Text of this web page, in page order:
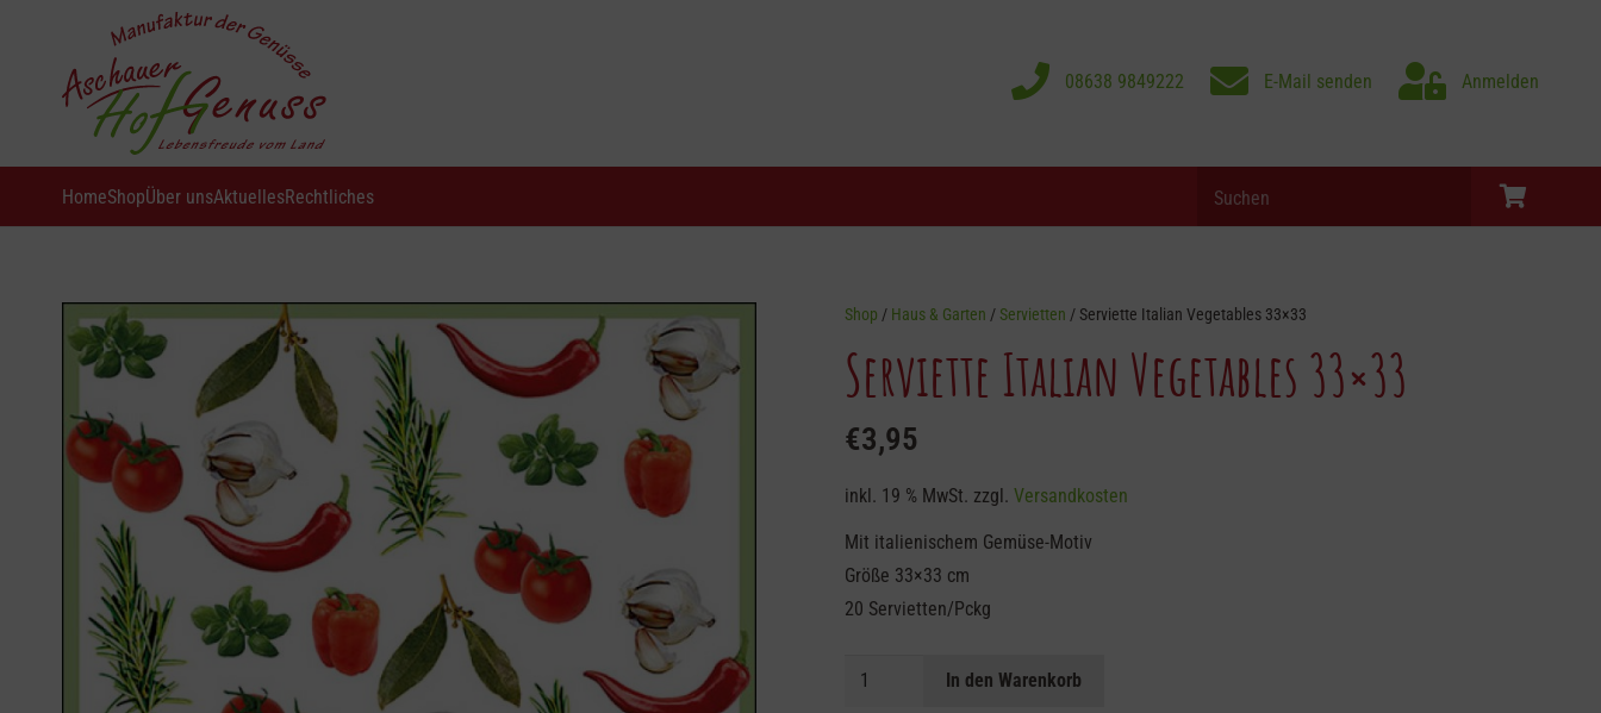
08638 9849222 E-Mail senden Anmelden
HomeShopÜber unsAktuellesRechtliches
Products
search
Shop / Haus & Garten / Servietten / Serviette Italian Vegetables 33×33
Serviette Italian Vegetables 33×33
€3,95
inkl. 19 % MwSt. zzgl.Versandkosten
Mit italienischem Gemüse-Motiv
Größe 33×33 cm
20 Servietten/Pckg
Serviette
In den Warenkorb